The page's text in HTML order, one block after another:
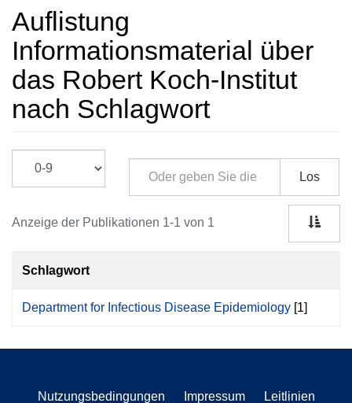
Auflistung
Informationsmaterial über
das Robert Koch-Institut
nach Schlagwort
Los
Anzeige der Publikationen 1-1 von 1
Schlagwort
Department for Infectious Disease Epidemiology [1]
Nutzungsbedingungen Impressum Leitlinien